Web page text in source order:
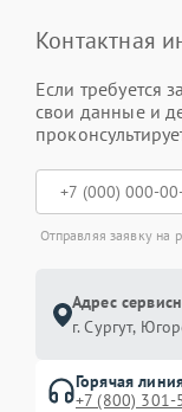
Контактная
Если требуется
свои данные и
Отправляя заявку на
Адрес
г. Сургут,
Горячая
+7 (800) 301-